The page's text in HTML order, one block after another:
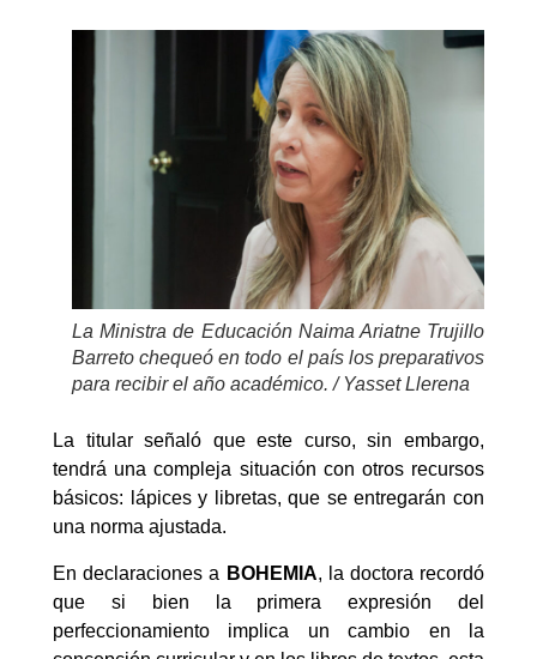
La Ministra de Educación Naima Ariatne Trujillo
Barreto chequeó en todo el país los preparativos
para recibir el año académico. / Yasset Llerena
La titular señaló que este curso, sin embargo,
tendrá una compleja situación con otros recursos
básicos: lápices y libretas, que se entregarán con
una norma ajustada.
En declaraciones a BOHEMIA, la doctora recordó
que si bien la primera expresión del
perfeccionamiento implica un cambio en la